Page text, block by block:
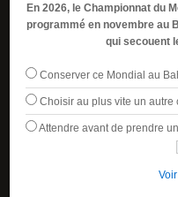
En 2026, le Championnat du
programmé en novembre au
qui secouent
Conserver ce Mondial au
Choisir au plus vite un autre
Attendre avant de prendre